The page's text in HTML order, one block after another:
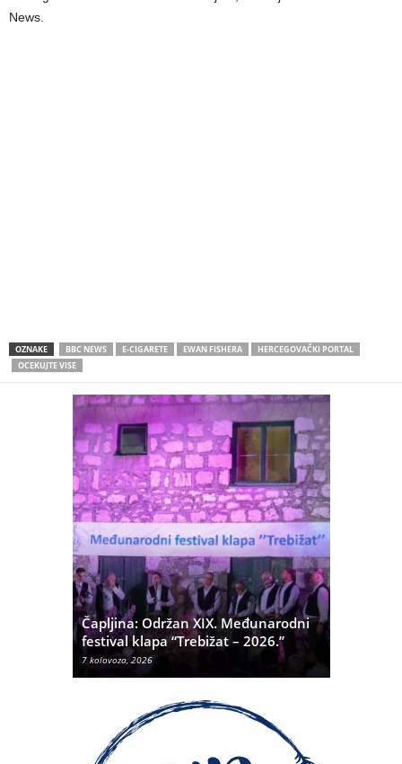
News.
OZNAKE BBC NEWS E-CIGARETE EWAN FISHERA
HERCEGOVAČKI PORTAL
OCEKUJTE VISE
Čapljina: Održan XIX. Međunarodni
festival klapa “Trebižat – 2026.”
7 kolovoza, 2026